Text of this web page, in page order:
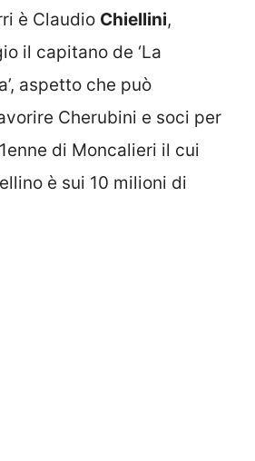
è Claudio Chiellini,
il capitano de ‘La
aspetto che può
Cherubini e soci per
di Moncalieri il cui
è sui 10 milioni di